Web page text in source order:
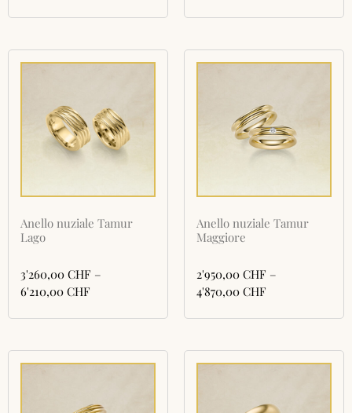
Anello nuziale Tamur
Lago
3'260,00 CHF –
6'210,00 CHF
Anello nuziale Tamur
Maggiore
2'950,00 CHF –
4'870,00 CHF